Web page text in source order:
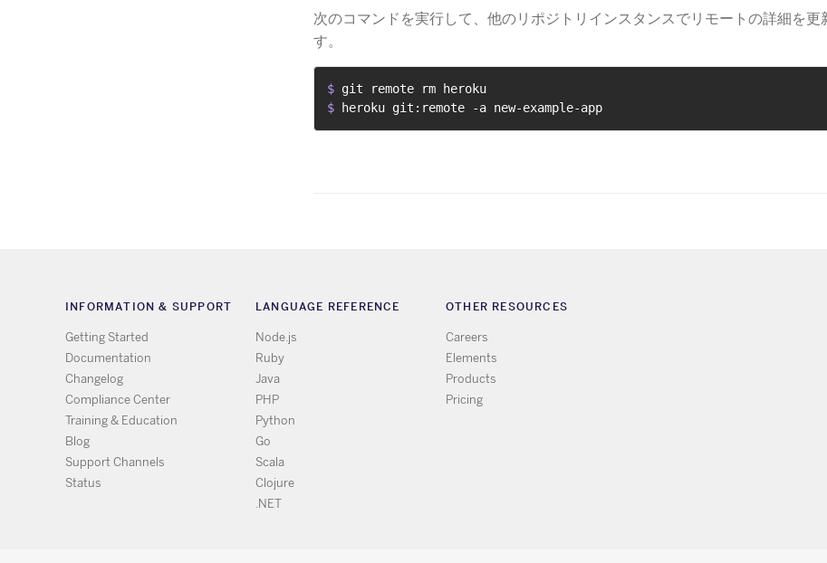
次のコマンドを実行して、他のリポジトリインスタンスでリモートの詳細を更
す。
$ git remote rm heroku
$
heroku git:remote -a new-example-app
INFORMATION & SUPPORT
Getting Started
Documentation
Changelog
Compliance Center
Training & Education
Blog
Support Channels
Status
LANGUAGE REFERENCE
Node.js
Ruby
Java
PHP
Python
Go
Scala
Clojure
.NET
OTHER RESOURCES
Careers
Elements
Products
Pricing